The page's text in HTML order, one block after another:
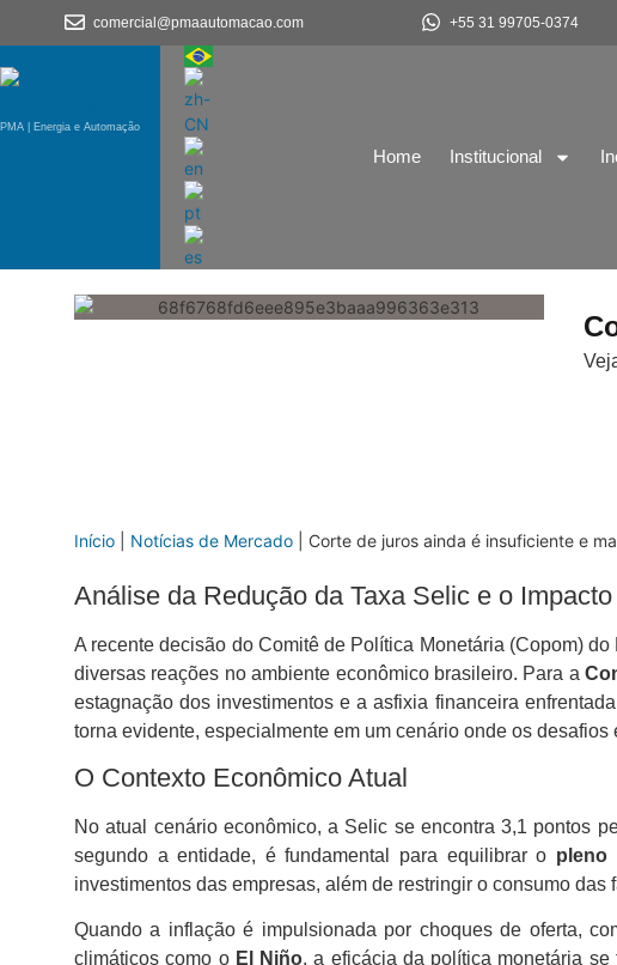
comercial@pmaautomacao.com +55 31 99705-0374
PMA | Energia e Automação
Home Institucional
Início Notícias de Mercado Corte de juros ainda é insuficiente e
Análise da Redução da Taxa Selic e o
A recente decisão do Comitê de Política Monetária (Copom)
diversas reações no ambiente econômico brasileiro. Para a
estagnação dos investimentos e a asfixia financeira
torna evidente, especialmente em um cenário onde os
O Contexto Econômico Atual
No atual cenário econômico, a Selic se encontra 3,1 pontos
segundo a entidade, é fundamental para equilibrar o pleno
investimentos das empresas, além de restringir o consumo
Quando a inflação é impulsionada por choques de oferta,
climáticos como o El Niño, a eficácia da política monetária